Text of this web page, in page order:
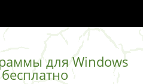
для Windows